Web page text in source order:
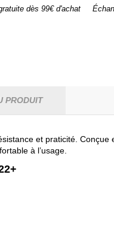
dès 99€ d'achat
PRODUIT
et praticité.
à l’usage.